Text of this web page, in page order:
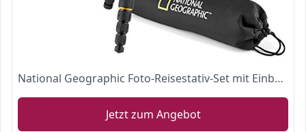
National Geographic Foto-Reisestativ-Set mit Einbeinstativ NGTR002T
Jetzt zum Angebot